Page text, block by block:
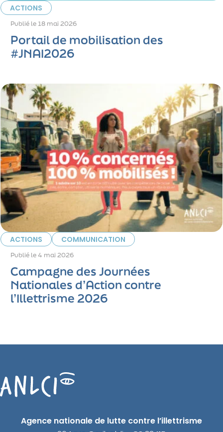
ACTIONS
Publié le 18 mai 2026
Portail de mobilisation des
#JNAI2026
ACTIONS COMMUNICATION
Publié le 4 mai 2026
Campagne des Journées
Nationales d’Action contre
l’Illettrisme 2026
Agence nationale de lutte contre l’illettrisme